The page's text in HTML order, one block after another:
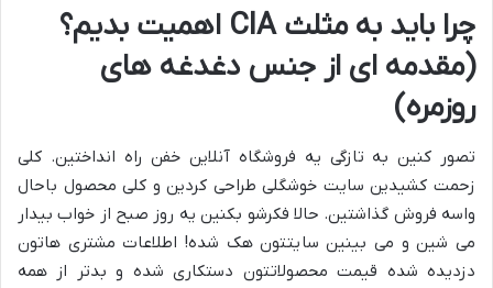
چرا باید به مثلث CIA اهمیت بدیم؟
(مقدمه ای از جنس دغدغه های
روزمره)
تصور کنین به تازگی یه فروشگاه آنلاین خفن راه انداختین. کلی
زحمت کشیدین سایت خوشگلی طراحی کردین و کلی محصول باحال
واسه فروش گذاشتین. حالا فکرشو بکنین یه روز صبح از خواب بیدار
می شین و می بینین سایتتون هک شده! اطلاعات مشتری هاتون
دزدیده شده قیمت محصولاتتون دستکاری شده و بدتر از همه